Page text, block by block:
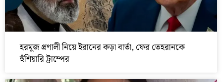
হরমুজ প্রণালী নিয়ে ইরানের কড়া বার্তা, ফের তেহরানকে
হুঁশিয়ারি ট্রাম্পের